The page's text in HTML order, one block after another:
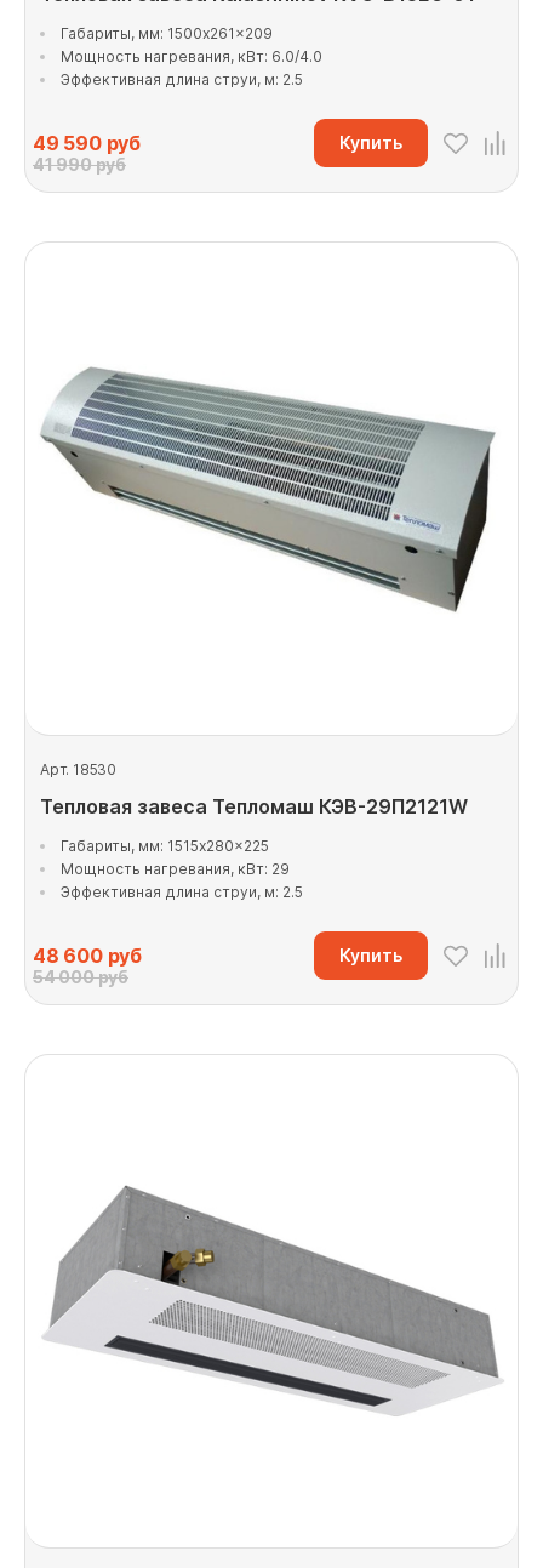
Габариты, мм: 1500x261x209
Мощность нагревания, кВт: 6.0/4.0
Эффективная длина струи, м: 2.5
49 590руб
41 990 руб
Купить
Арт. 18530
Тепловая завеса Тепломаш КЭВ-29П2121W
Габариты, мм: 1515x280x225
Мощность нагревания, кВт: 29
Эффективная длина струи, м: 2.5
48 600руб
54 000 руб
Купить